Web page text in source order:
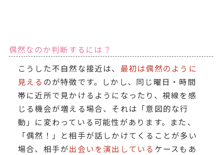
偶然なのか判断するには？
こうした不自然な接近は、 最初は偶然のように
見える のが特徴です。しかし、同じ曜日・時間
帯に近所で見かけるようになったり、視線を感
じる機会が増える場合、それは「意図的な行
動」に変わっている可能性があります。また、
「偶然！」と相手が話しかけてくることが多い
場合、相手が出会いを演出している ケースもあ